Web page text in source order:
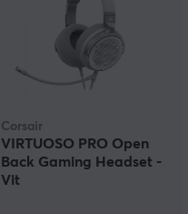
Corsair
VIRTUOSO PRO Open
Back Gaming Headset -
Vit